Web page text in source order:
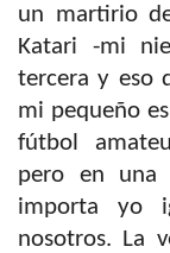
un martirio
Katari -mi
tercera y eso
mi pequeño
fútbol
pero en una
importa yo
nosotros. La